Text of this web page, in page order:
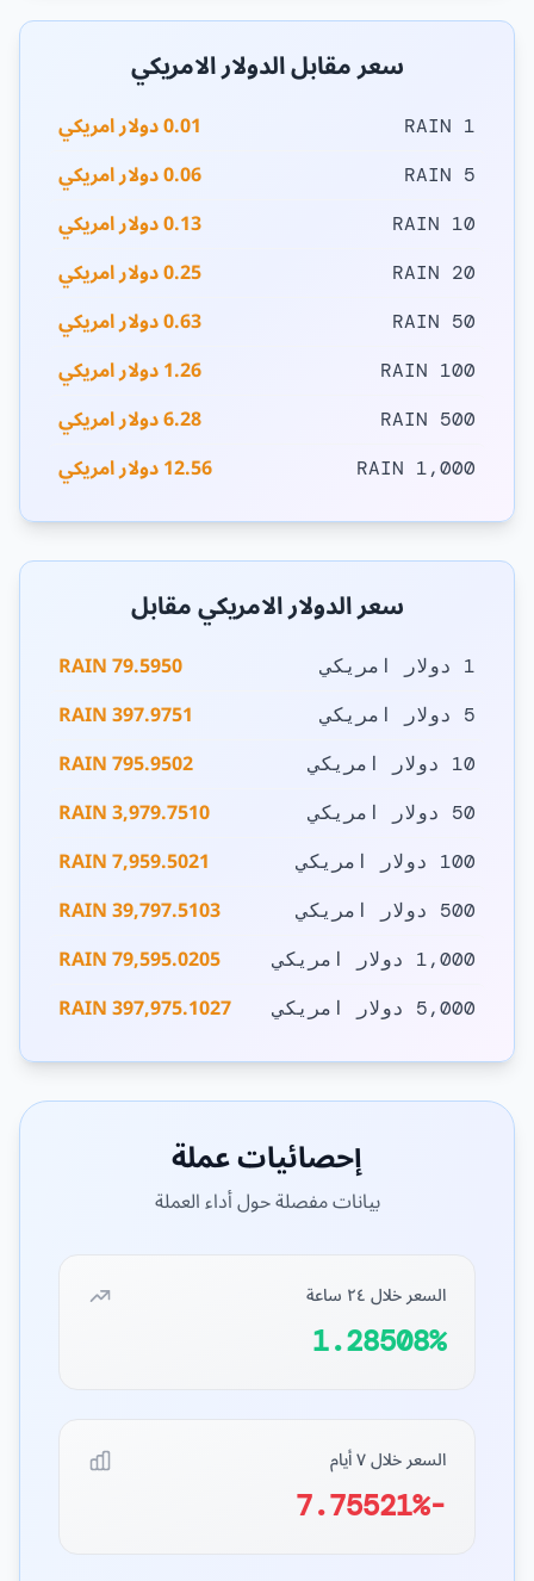
سعر مقابل الدولار الامريكي
1 RAIN 0.01 دولار امريكي
5 RAIN 0.06 دولار امريكي
10 RAIN 0.13 دولار امريكي
20 RAIN 0.25 دولار امريكي
50 RAIN 0.63 دولار امريكي
100 RAIN 1.26 دولار امريكي
500 RAIN 6.28 دولار امريكي
1,000 RAIN 12.56 دولار امريكي
سعر الدولار الامريكي مقابل
1 دولار امريكي 79.5950 RAIN
5 دولار امريكي 397.9751 RAIN
10 دولار امريكي 795.9502 RAIN
50 دولار امريكي 3,979.7510 RAIN
100 دولار امريكي 7,959.5021 RAIN
500 دولار امريكي 39,797.5103 RAIN
1,000 دولار امريكي 79,595.0205 RAIN
5,000 دولار امريكي 397,975.1027 RAIN
إحصائيات عملة
بيانات مفصلة حول أداء العملة
السعر خلال ٢٤ ساعة
1.28508%
السعر خلال ٧ أيام
-7.75521%